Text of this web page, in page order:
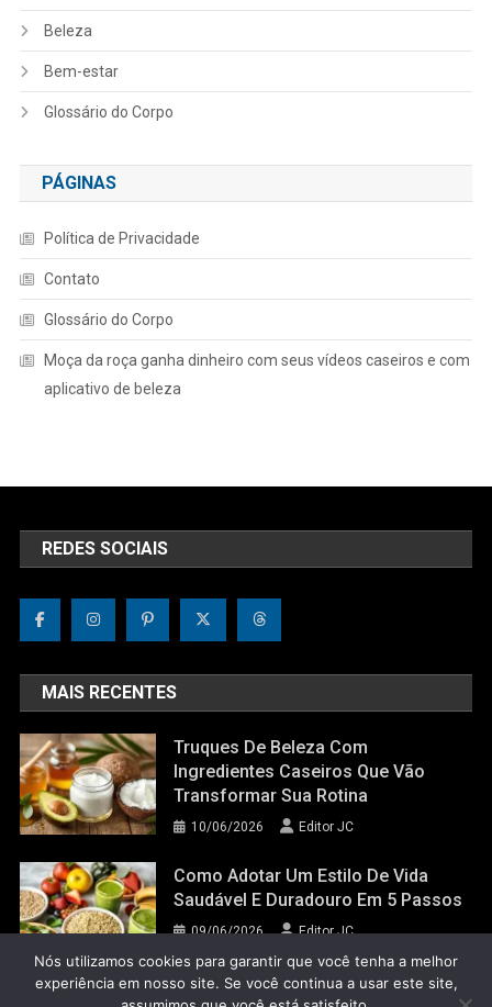
Beleza
Bem-estar
Glossário do Corpo
PÁGINAS
Política de Privacidade
Contato
Glossário do Corpo
Moça da roça ganha dinheiro com seus vídeos caseiros e com
aplicativo de beleza
REDES SOCIAIS
MAIS RECENTES
Truques De Beleza Com
Ingredientes Caseiros Que Vão
Transformar Sua Rotina
10/06/2026 Editor JC
Como Adotar Um Estilo De Vida
Saudável E Duradouro Em 5 Passos
09/06/2026 Editor JC
Nós utilizamos cookies para garantir que você tenha a melhor
experiência em nosso site. Se você continua a usar este site,